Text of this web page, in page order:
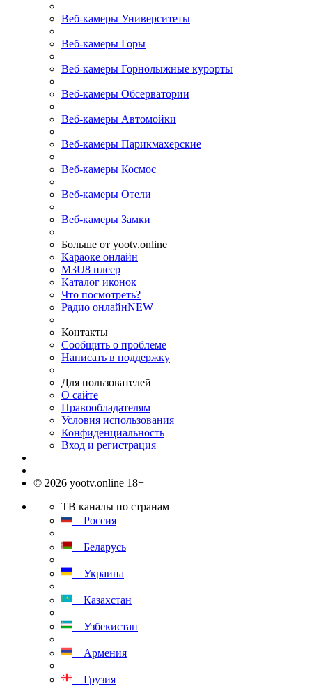
Веб-камеры Университеты
Веб-камеры Горы
Веб-камеры Горнолыжные курорты
Веб-камеры Обсерватории
Веб-камеры Автомойки
Веб-камеры Парикмахерские
Веб-камеры Космос
Веб-камеры Отели
Веб-камеры Замки
Больше от yootv.online
Караоке онлайн
M3U8 плеер
Каталог иконок
Что посмотреть?
Радио онлайнNEW
Контакты
Сообщить о проблеме
Написать в поддержку
Для пользователей
О сайте
Правообладателям
Условия использования
Конфиденциальность
Вход и регистрация
© 2026 yootv.online 18+
ТВ каналы по странам
Россия
Беларусь
Украина
Казахстан
Узбекистан
Армения
Грузия